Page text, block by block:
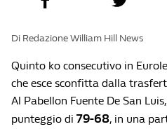
Di Redazione William Hill News
Quinto ko consecutivo in
che esce sconfitta dalla
Al Pabellon Fuente De San
punteggio di 79-68, in una